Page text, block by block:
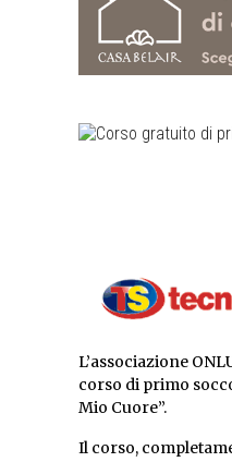
L’associazione
corso di primo
Mio Cuore”.
Il corso,